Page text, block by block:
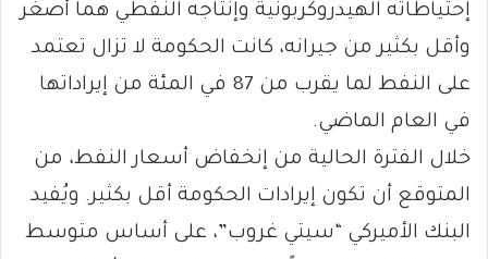
إحتياطاته الهيدروكربونية وإنتاجه النفطي هما أصغر
وأقل بكثير من جيرانه، كانت الحكومة لا تزال تعتمد
على النفط لما يقرب من 87 في المئة من إيراداتها
في العام الماضي.
خلال الفترة الحالية من إنخفاض أسعار النفط، من
المتوقع أن تكون إيرادات الحكومة أقل بكثير. ويُفيد
البنك الأميركي “سيتي غروب”، على أساس متوسط